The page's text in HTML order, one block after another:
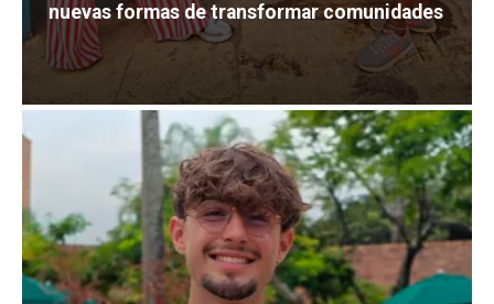
nuevas formas de transformar comunidades